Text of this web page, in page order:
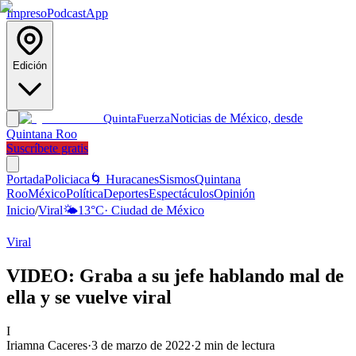
ImpresoPodcastApp
Edición
QuintaFuerzaNoticias de México, desde
Quintana Roo
Suscríbete gratis
PortadaPoliciaca 🌀 HuracanesSismosQuintana
RooMéxicoPolíticaDeportesEspectáculosOpinión
Inicio/Viral🌤️13°C· Ciudad de México
Viral
VIDEO: Graba a su jefe hablando mal de
ella y se vuelve viral
I
Iriamna Caceres·3 de marzo de 2022·2 min de lectura